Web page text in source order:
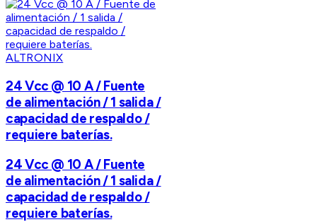
ALTRONIX
24 Vcc @ 10 A / Fuente
de alimentación / 1 salida /
capacidad de respaldo /
requiere baterías.
24 Vcc @ 10 A / Fuente
de alimentación / 1 salida /
capacidad de respaldo /
requiere baterías.